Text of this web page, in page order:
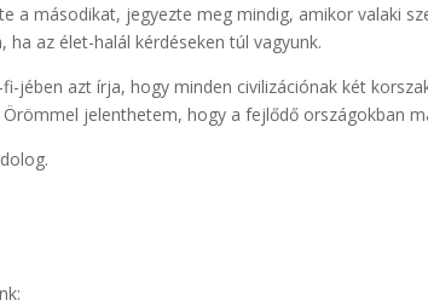
a másodikat, jegyezte meg mindig, amikor valaki
az élet-halál kérdéseken túl vagyunk.
jében azt írja, hogy minden civilizációnak két
jelenthetem, hogy a fejlődő országokban